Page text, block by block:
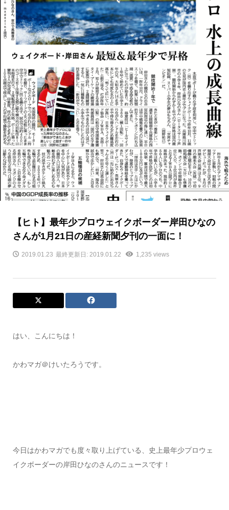
【ヒト】最年少プロウェイクボーダー岸田ひなの
さんが1月21日の産経新聞夕刊の一面に！
2019.01.23 最終更新日: 2019.01.22 1,235 views
はい、こんにちは！
かわマガ＠けいたろうです。
今日はかわマガでも度々取り上げている、史上最年少プロウェ
イクボーダーの岸田ひなのさんのニュースです！